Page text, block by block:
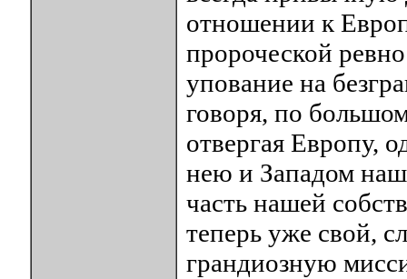
отношении к
пророческой
упование на
говоря, по
отвергая Европу,
нею и Западом
часть нашей
теперь уже свой,
грандиозную